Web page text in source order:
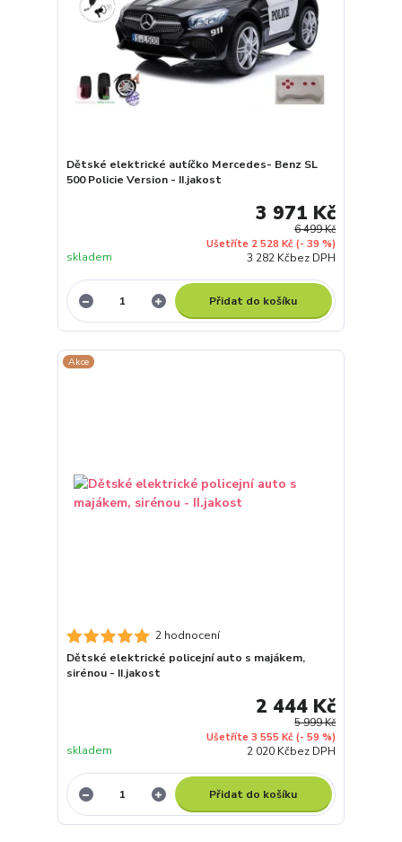
Dětské elektrické autíčko Mercedes- Benz SL
500 Policie Version - II.jakost
6 499 Kč
Ušetříte 2 528 Kč (- 39 %)
3 971 Kč
3 282 Kčbez DPH
skladem
Přidat do košíku
Akce
2 hodnocení
Dětské elektrické policejní auto s majákem,
sirénou - II.jakost
5 999 Kč
Ušetříte 3 555 Kč (- 59 %)
2 444 Kč
2 020 Kčbez DPH
skladem
Přidat do košíku